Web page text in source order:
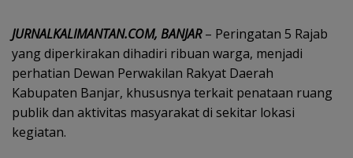
JURNALKALIMANTAN.COM, BANJAR– Peringatan 5 Rajab
yang diperkirakan dihadiri ribuan warga, menjadi
perhatian Dewan Perwakilan Rakyat Daerah
Kabupaten Banjar, khususnya terkait penataan ruang
publik dan aktivitas masyarakat di sekitar lokasi
kegiatan.